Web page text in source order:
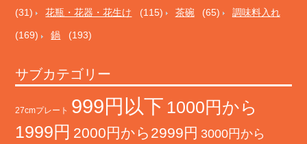
(31) 花瓶・花器・花生け (115) 茶碗 (65) 調味料入れ
(169) 鍋 (193)
サブカテゴリー
27cmプレート 999円以下 1000円から
1999円 2000円から2999円 3000円から